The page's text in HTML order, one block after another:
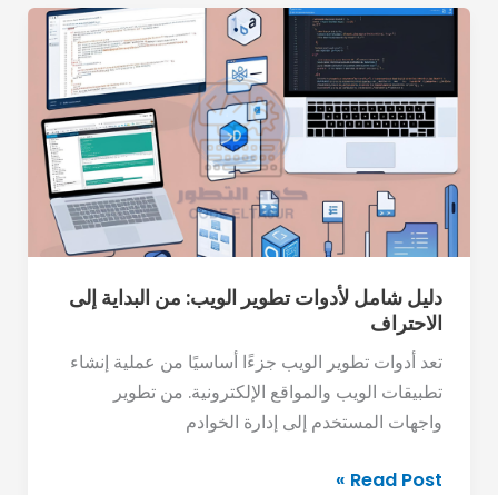
دليل شامل لأدوات تطوير الويب: من البداية إلى
الاحتراف
تعد أدوات تطوير الويب جزءًا أساسيًا من عملية إنشاء
تطبيقات الويب والمواقع الإلكترونية. من تطوير
واجهات المستخدم إلى إدارة الخوادم
دليل
لأدوات
تطوير
الويب:
من
إلى
الاحتراف
Read Post »